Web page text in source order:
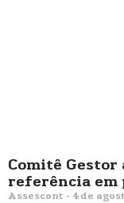
Comitê Gestor
referência em
Assescont 4 de